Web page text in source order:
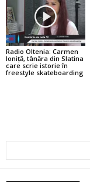
Radio Oltenia: Carmen
Ioniță, tânăra din Slatina
care scrie istorie în
freestyle skateboarding